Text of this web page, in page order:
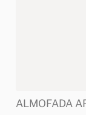
ALMOFADA